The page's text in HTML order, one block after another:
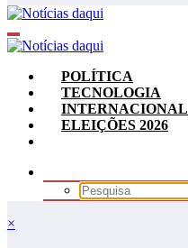
POLÍTICA
TECNOLOGIA
INTERNACIONAL
ELEIÇÕES 2026
×